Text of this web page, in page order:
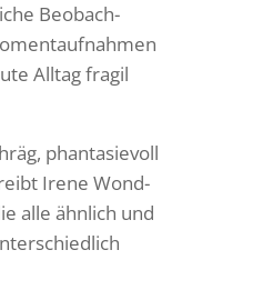
Beob­ach­
Alltag fragil
phan­ta­sie­voll
Irene Wond­
alle ähnlich und